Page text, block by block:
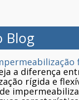
Blog
a diferença
rígida e